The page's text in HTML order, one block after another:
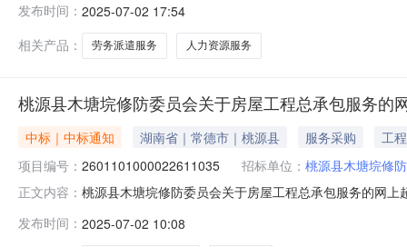
政区划名称:湖南省常德市桃源县报价起止时间:-二、采
发布时间： 2025-07-02 17:54
相关产品：
劳务派遣服务 人力资源服务
桃源县木塘垸修防委员会关于房屋工程总承包服务的
中标｜中标通知 湖南省｜常德市｜桃源县 服务采购
工程
项目编号： 2601101000022611035 招标单位： 桃源县木塘垸修
正文内容： 桃源县木塘垸修防委员会关于房屋工程总承包服务的网
项目所在行*区划名称:湖南省常德市桃源县报价起止时间
发布时间： 2025-07-02 10:08